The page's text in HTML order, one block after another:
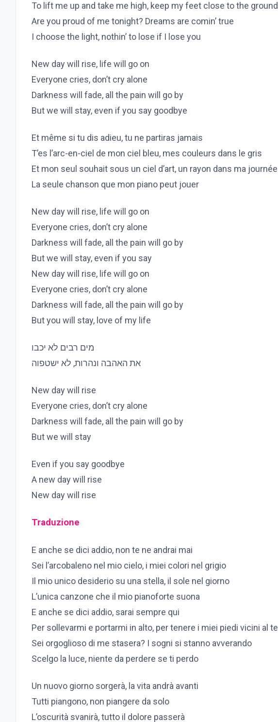
To lift me up and take me high, keep my feet close to the ground
Are you proud of me tonight? Dreams are comin’ true
I choose the light, nothin’ to lose if I lose you
New day will rise, life will go on
Everyone cries, don’t cry alone
Darkness will fade, all the pain will go by
But wе will stay, even if you say goodbye
Et mêmе si tu dis adieu, tu ne partiras jamais
T’es l’arc-en-ciel de mon ciel bleu, mes couleurs dans le gris
Et mon seul souhait sous un ciel d’art, un rayon dans ma journée
La seule chanson que mon piano peut jouer
New day will rise, life will go on
Everyone cries, don’t cry alone
Darkness will fade, all the pain will go by
But we will stay, even if you say
New day will rise, life will go on
Everyone cries, don’t cry alone
Darkness will fade, all the pain will go by
But you will stay, love of my life
מים רבים לא יכבו
את האהבה ונהרות, לא ישטפוה
New day will rise
Everyone cries, don’t cry alone
Darkness will fade, all the pain will go by
But we will stay
Even if you say goodbye
A new day will rise
New day will rise
Traduzione
E anche se dici addio, non te ne andrai mai
Sei l’arcobaleno nel mio cielo, i miei colori nel grigio
Il mio unico desiderio su una stella, il sole nel giorno
L’unica canzone che il mio pianoforte suona
E anche se dici addio, sarai sempre qui
Per sollevarmi e portarmi in alto, per tenere i miei piedi vicini al
Sei orgoglioso di me stasera? I sogni si stanno avverando
Scelgo la luce, niente da perdere se ti perdo
Un nuovo giorno sorgerà, la vita andrà avanti
Tutti piangono, non piangere da solo
L’oscurità svanirà, tutto il dolore passerà